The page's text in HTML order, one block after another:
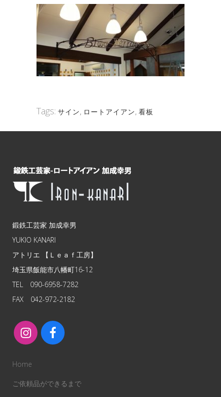
Tags: サイン, ロートアイアン, 看板
鍛鉄工芸家 加成幸男
YUKIO KANARI
アトリエ 【Ｌｅａｆ工房】
埼玉県飯能市八幡町16-12
TEL 090-6958-7282
FAX 042-972-2182
Home
ご依頼品ができるまで